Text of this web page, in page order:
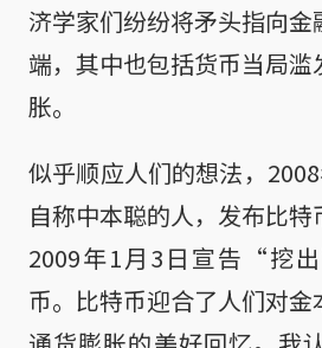
济学家们纷纷将矛头指向
端，其中也包括货币当局
胀。
似乎顺应人们的想法，
自称中本聪的人，发布比特
2009年1月3日宣告“挖
币。比特币迎合了人们对